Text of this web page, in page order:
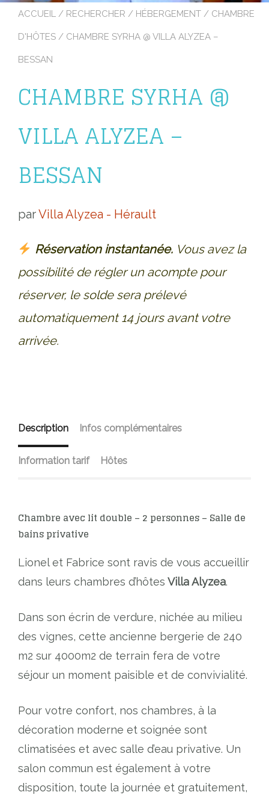
ACCUEIL / RECHERCHER / HÉBERGEMENT / CHAMBRE
D'HÔTES / CHAMBRE SYRHA @ VILLA ALYZEA –
BESSAN
CHAMBRE SYRHA @
VILLA ALYZEA –
BESSAN
parVilla Alyzea - Hérault
Réservation instantanée. Vous avez la
possibilité de régler un acompte pour
réserver, le solde sera prélevé
automatiquement 14 jours avant votre
arrivée.
Description Infos complémentaires
Information tarif Hôtes
Chambre avec lit double – 2 personnes – Salle de
bains privative
Lionel et Fabrice sont ravis de vous accueillir
dans leurs chambres d’hôtes Villa Alyzea.
Dans son écrin de verdure, nichée au milieu
des vignes, cette ancienne bergerie de 240
m2 sur 4000m2 de terrain fera de votre
séjour un moment paisible et de convivialité.
Pour votre confort, nos chambres, à la
décoration moderne et soignée sont
climatisées et avec salle d’eau privative. Un
salon commun est également à votre
disposition, toute la journée et gratuitement,